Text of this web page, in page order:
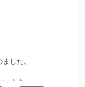
した。
ます。